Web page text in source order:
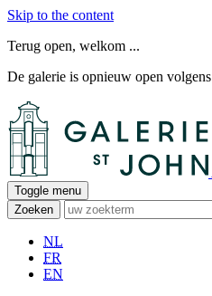
Skip to the content
Terug open, welkom ...
De galerie is opnieuw open
Toggle menu
Zoeken
NL
FR
EN